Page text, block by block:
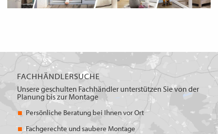
FACHHÄNDLERSUCHE
Unsere geschulten Fachhändler unterstützen Sie von der
Planung bis zur Montage
Persönliche Beratung bei Ihnen vor Ort
Fachgerechte und saubere Montage